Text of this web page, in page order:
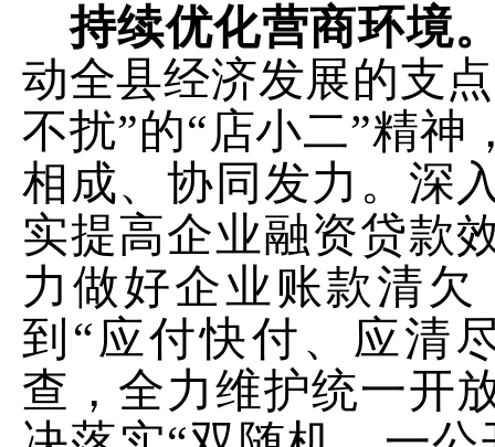
持续优化营商环境
动全县经济发展的支点
不扰”的“店小二”精神
相成、协同发力。深
实提高企业融资贷款
力做好企业账款清
到“应付快付、应清
查，全力维护统一开